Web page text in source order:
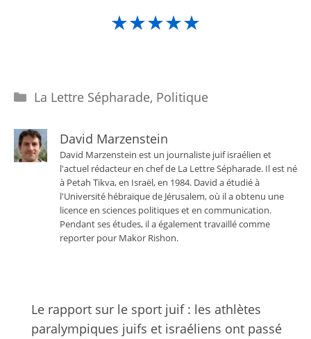
★★★★★
Catégories
La Lettre Sépharade, Politique
David Marzenstein
David Marzenstein est un journaliste juif israélien et
l'actuel rédacteur en chef de La Lettre Sépharade. Il est né
à Petah Tikva, en Israël, en 1984. David a étudié à
l'Université hébraïque de Jérusalem, où il a obtenu une
licence en sciences politiques et en communication.
Pendant ses études, il a également travaillé comme
reporter pour Makor Rishon.
Le rapport sur le sport juif : les athlètes
paralympiques juifs et israéliens ont passé